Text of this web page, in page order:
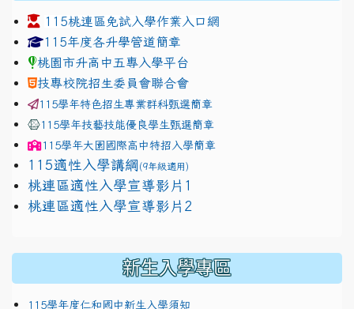
115桃連區免試入學作業入口網
link to https://www.jhjhs.tyc.edu.tw/modules/
115年度各升學管道簡章
桃園市升高中五專入學平台
技專校院招生委員會聯合會
115學年特色招生專業群科甄選簡章
115學年技藝技能優良學生甄選簡章
115學年大園國際高中特招入學簡章
115適性入學講綱 (9年級適用)
link to https://docs.google.com/presentation/d/
桃連區適性入學宣導影片1
link to https://docs.google.com/presentation/d/
桃連區適性入學宣導影片2
新生入學專區
115學年度仁和國中新生入學須知